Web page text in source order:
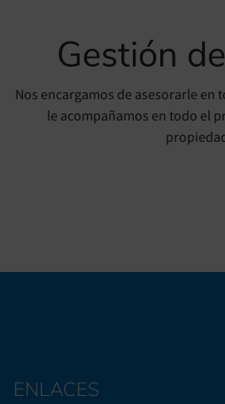
Gestión
Nos encargamos de asesorarle en
le acompañamos en todo el
ENLACES